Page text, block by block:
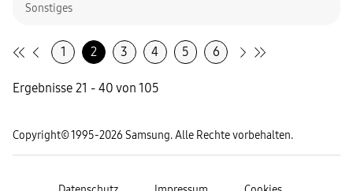
Sonstiges
1 2 3 4 5 6
Ergebnisse 21 - 40 von 105
Copyright© 1995-2026 Samsung. Alle Rechte vorbehalten.